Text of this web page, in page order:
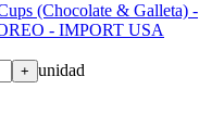
(Chocolate & Galleta) -
- IMPORT USA
+ unidad